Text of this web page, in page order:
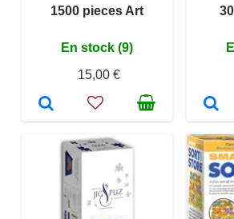
1500 pieces Art
En stock (9)
15,00 €